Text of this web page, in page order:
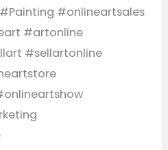
#onlineartsales
#artonline
#sellartonline